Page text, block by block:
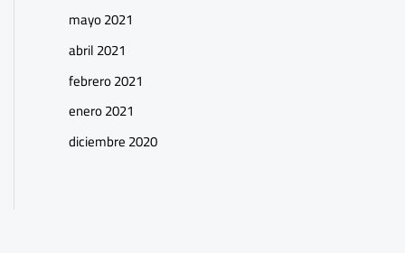
mayo 2021
abril 2021
febrero 2021
enero 2021
diciembre 2020